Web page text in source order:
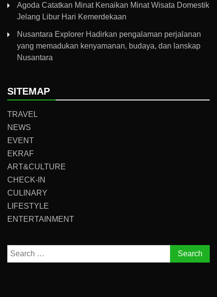
Agoda Catatkan Minat Kenaikan Minat Wisata Domestik
Jelang Libur Hari Kemerdekaan
Nusantara Explorer Hadirkan pengalaman perjalanan
yang memadukan kenyamanan, budaya, dan lanskap
Nusantara
SITEMAP
TRAVEL
NEWS
EVENT
EKRAF
ART&CULTURE
CHECK-IN
CULINARY
LIFESTYLE
ENTERTAINMENT
Search
for: